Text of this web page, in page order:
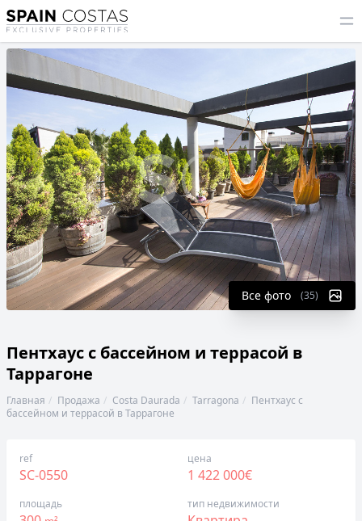
Все фото (35)
Пентхаус с бассейном и террасой в
Таррагоне
Главная Продажа Costa Daurada Tarragona
Пентхаус с
бассейном и террасой в Таррагоне
ref
SC-0550
цена
1 422 000€
площадь тип недвижимости